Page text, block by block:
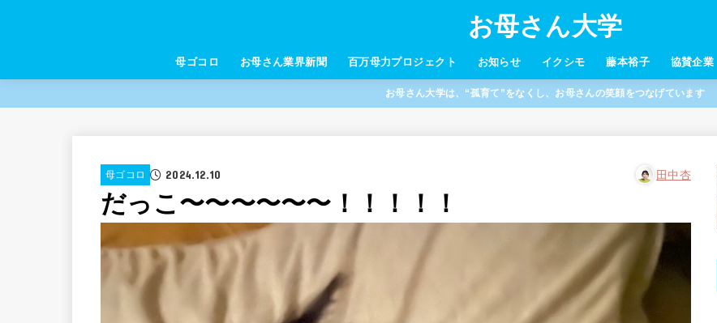
お母さん大学
母ゴコロ お母さん業界新聞 百万母力プロジェクト お知らせ イクシモ 藤本裕子 協賛企業
お母さん大学は、“孤育て”をなくし、お母さんの笑顔をつなげています
母ゴコロ 2024.12.10 田中杏
だっこ〜〜〜〜〜〜！！！！！